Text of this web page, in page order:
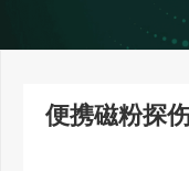
便携磁粉探